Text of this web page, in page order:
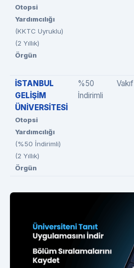
Otopsi
Yardımcılığı
(KKTC Uyruklu)
(2 Yıllık)
Örgün
İSTANBUL
GELİŞİM
ÜNİVERSİTESİ
Otopsi
Yardımcılığı
(%50 İndirimli)
(2 Yıllık)
Örgün
%50
İndirimli
Vakıf